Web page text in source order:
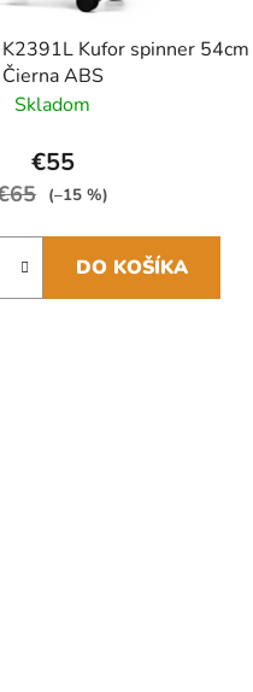
Kufor spinner 54cm
Čierna ABS
Skladom
€55
(–15 %)
DO KOŠÍKA